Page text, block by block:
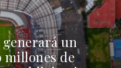
un
millones de